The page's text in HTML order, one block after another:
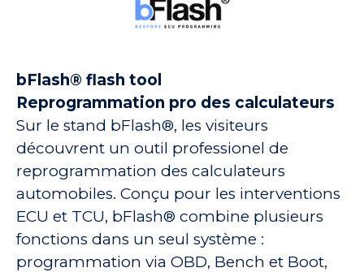
bFlash® flash tool
Reprogrammation pro des calculateurs
Sur le stand bFlash®, les visiteurs
découvrent un outil professionel de
reprogrammation des calculateurs
automobiles. Conçu pour les interventions
ECU et TCU, bFlash® combine plusieurs
fonctions dans un seul système :
programmation via OBD, Bench et Boot,